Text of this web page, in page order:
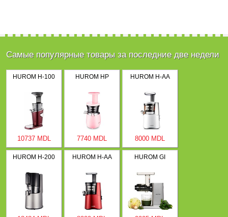
Самые популярные товары за последние две недели
HUROM H-100
10737 MDL
HUROM HP
7740 MDL
HUROM H-AA
8000 MDL
HUROM H-200 HUROM H-AA HUROM GI